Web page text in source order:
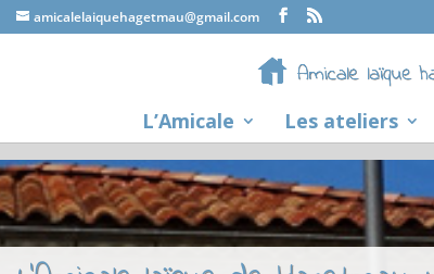
amicalelaiquehagetmau@gmail.com
L’Amicale Les ateliers